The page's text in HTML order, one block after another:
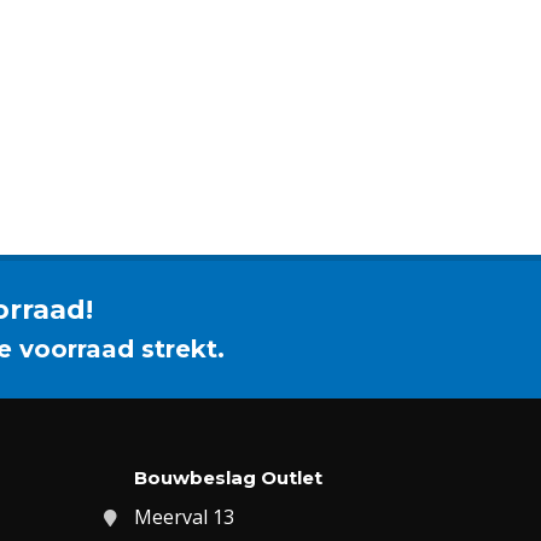
voorraad strekt.
Bouwbeslag Outlet
Meerval 13